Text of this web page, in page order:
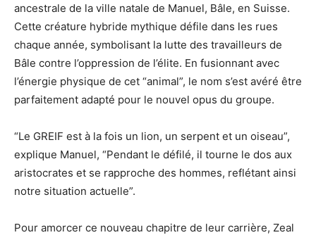
ancestrale de la ville natale de Manuel, Bâle, en Suisse.
Cette créature hybride mythique défile dans les rues
chaque année, symbolisant la lutte des travailleurs de
Bâle contre l’oppression de l’élite. En fusionnant avec
l’énergie physique de cet “animal”, le nom s’est avéré être
parfaitement adapté pour le nouvel opus du groupe.
“Le GREIF est à la fois un lion, un serpent et un oiseau”,
explique Manuel, “Pendant le défilé, il tourne le dos aux
aristocrates et se rapproche des hommes, reflétant ainsi
notre situation actuelle”.
Pour amorcer ce nouveau chapitre de leur carrière, Zeal